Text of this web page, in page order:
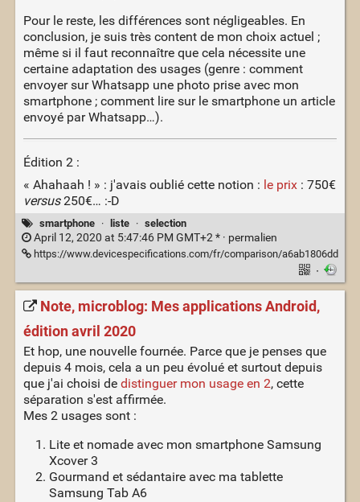
Pour le reste, les différences sont négligeables. En
conclusion, je suis très content de mon choix actuel ;
même si il faut reconnaître que cela nécessite une
certaine adaptation des usages (genre : comment
envoyer sur Whatsapp une photo prise avec mon
smartphone ; comment lire sur le smartphone un article
envoyé par Whatsapp…).
Édition 2 :
« Ahahaah ! » : j'avais oublié cette notion : le prix: 750€
versus250€… :-D
smartphone · liste · selection
April 12, 2020 at 5:47:46 PM GMT+2 * · permalien
https://www.devicespecifications.com/fr/comparison/a6ab1806dd
·
Note, microblog: Mes applications Android,
édition avril 2020
Et hop, une nouvelle fournée. Parce que je penses que
depuis 4 mois, cela a un peu évolué et surtout depuis
que j'ai choisi de distinguer mon usage en 2, cette
séparation s'est affirmée.
Mes 2 usages sont :
Lite et nomade avec mon smartphone Samsung
Xcover 3
Gourmand et sédantaire avec ma tablette
Samsung Tab A6